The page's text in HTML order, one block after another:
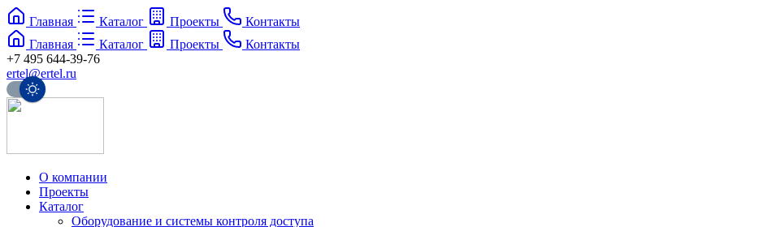
Главная Каталог Проекты
Контакты
Главная
Каталог Проекты
Контакты
+7 495 644-39-76
ertel@ertel.ru
О компании
Проекты
Каталог
Оборудование и системы контроля доступа